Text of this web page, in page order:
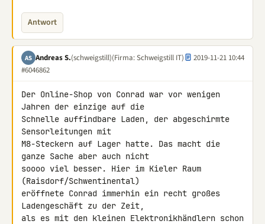
Antwort
AS Andreas S.(schweigstill)(Firma: Schweigstill IT)
2019-11-21 10:44
#6046862
Der Online-Shop von Conrad war vor wenigen
Jahren der einzige auf die
Schnelle auffindbare Laden, der abgeschirmte
Sensorleitungen mit
M8-Steckern auf Lager hatte. Das macht die
ganze Sache aber auch nicht
soooo viel besser. Hier im Kieler Raum
(Raisdorf/Schwentinental)
eröffnete Conrad immerhin ein recht großes
Ladengeschäft zu der Zeit,
als es mit den kleinen Elektronikhändlern schon